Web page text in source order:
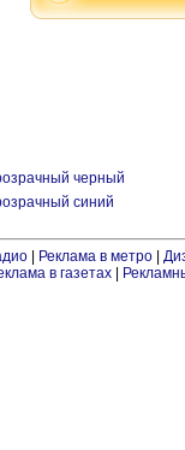
черный
синий
Реклама в метро
в газетах